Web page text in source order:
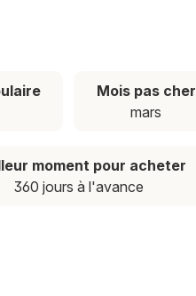
Mois pas cher
mars
moment pour acheter
360 jours à l'avance